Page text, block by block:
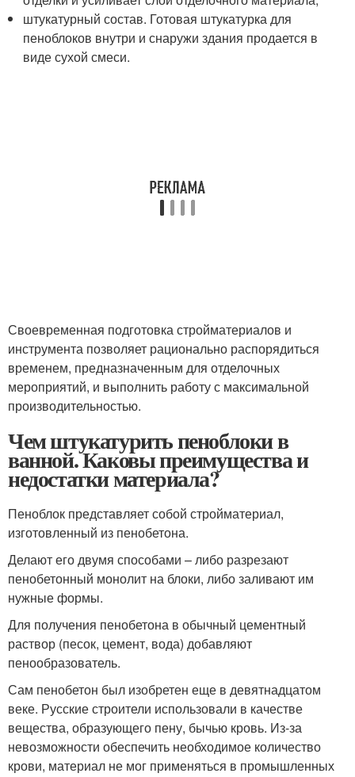
штукатурный состав. Готовая штукатурка для
пеноблоков внутри и снаружи здания продается в
виде сухой смеси.
Своевременная подготовка стройматериалов и
инструмента позволяет рационально распорядиться
временем, предназначенным для отделочных
мероприятий, и выполнить работу с максимальной
производительностью.
Чем штукатурить пеноблоки в
ванной. Каковы преимущества и
недостатки материала?
Пеноблок представляет собой стройматериал,
изготовленный из пенобетона.
Делают его двумя способами – либо разрезают
пенобетонный монолит на блоки, либо заливают им
нужные формы.
Для получения пенобетона в обычный цементный
раствор (песок, цемент, вода) добавляют
пенообразователь.
Сам пенобетон был изобретен еще в девятнадцатом
веке. Русские строители использовали в качестве
вещества, образующего пену, бычью кровь. Из-за
невозможности обеспечить необходимое количество
крови, материал не мог применяться в промышленных